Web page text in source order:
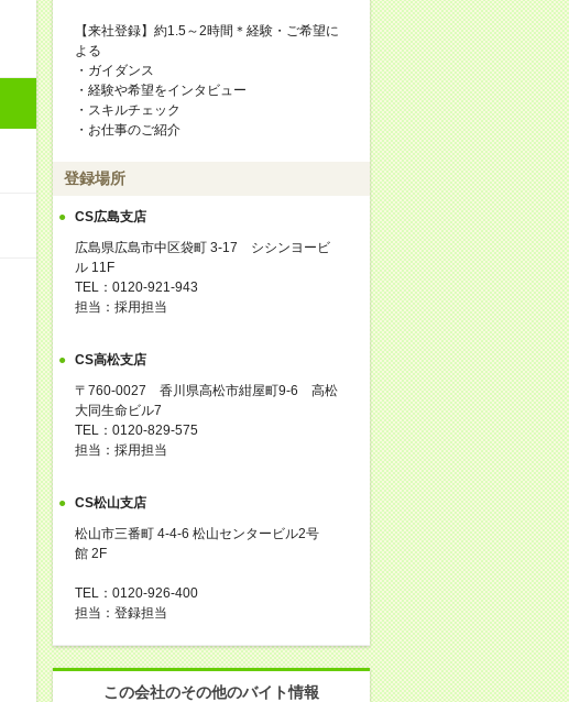
【来社登録】約1.5～2時間＊経験・ご希望に
よる
・ガイダンス
・経験や希望をインタビュー
・スキルチェック
・お仕事のご紹介
登録場所
CS広島支店
広島県広島市中区袋町 3-17 シシンヨービ
ル 11F
TEL：0120-921-943
担当：採用担当
CS高松支店
〒760-0027 香川県高松市紺屋町9-6 高松
大同生命ビル7
TEL：0120-829-575
担当：採用担当
CS松山支店
松山市三番町 4-4-6 松山センタービル2号
館 2F
TEL：0120-926-400
担当：登録担当
この会社のその他のバイト情報